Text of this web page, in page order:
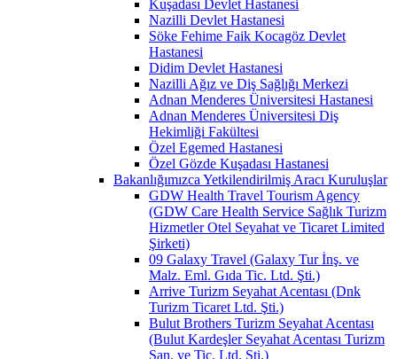
Kuşadası Devlet Hastanesi
Nazilli Devlet Hastanesi
Söke Fehime Faik Kocagöz Devlet
Hastanesi
Didim Devlet Hastanesi
Nazilli Ağız ve Diş Sağlığı Merkezi
Adnan Menderes Üniversitesi Hastanesi
Adnan Menderes Üniversitesi Diş
Hekimliği Fakültesi
Özel Egemed Hastanesi
Özel Gözde Kuşadası Hastanesi
Bakanlığımızca Yetkilendirilmiş Aracı Kuruluşlar
GDW Health Travel Tourism Agency
(GDW Care Health Service Sağlık Turizm
Hizmetler Otel Seyahat ve Ticaret Limited
Şirketi)
09 Galaxy Travel (Galaxy Tur İnş. ve
Malz. Eml. Gıda Tic. Ltd. Şti.)
Arrive Turizm Seyahat Acentası (Dnk
Turizm Ticaret Ltd. Şti.)
Bulut Brothers Turizm Seyahat Acentası
(Bulut Kardeşler Seyahat Acentası Turizm
San. ve Tic. Ltd. Şti.)